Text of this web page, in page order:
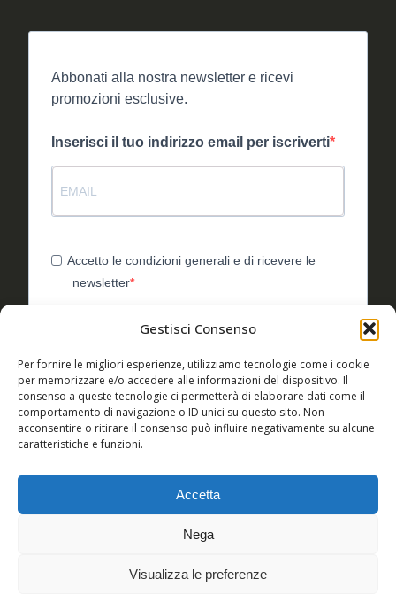
Gestisci Consenso
Per fornire le migliori esperienze, utilizziamo tecnologie come i cookie
per memorizzare e/o accedere alle informazioni del dispositivo. Il
consenso a queste tecnologie ci permetterà di elaborare dati come il
comportamento di navigazione o ID unici su questo sito. Non
acconsentire o ritirare il consenso può influire negativamente su alcune
caratteristiche e funzioni.
Accetta
Nega
Visualizza le preferenze
Abbonati alla nostra newsletter e ricevi
promozioni esclusive.
Inserisci il tuo indirizzo email per iscriverti
Accetto le condizioni generali e di ricevere le
newsletter
link incluso nella nostra newsletter.
Utilizziamo Brevo come piattaforma di
marketing. Inviando questo modulo, accetti che i
dati personali da te forniti vengano trasferiti a
Brevo per il trattamento in conformità
all'Informativa sulla privacy di Brevo.